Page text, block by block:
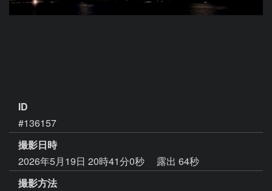
ID
#136157
撮影日時
2026年5月19日 20時41分0秒
露出 64秒
撮影方法